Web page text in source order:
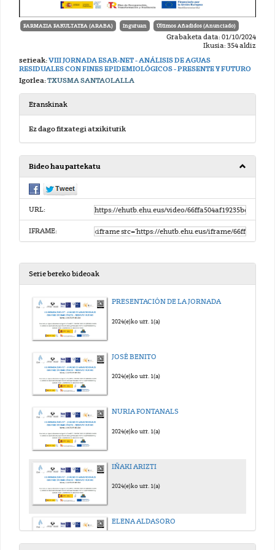
FARMAZIA FAKULTATEA (ARABA) Inguruan Últimos Añadidos (Anunciado)
Grabaketa data: 01/10/2024
Ikusia: 354 aldiz
serieak:VIII JORNADA ESAR-NET - ANÁLISIS DE AGUAS
RESIDUALES CON FINES EPIDEMIOLÓGICOS - PRESENTE Y FUTURO
Igorlea:TXUSMA SANTAOLALLA
Eranskinak
Ez dago fitxategi atxikiturik
Bideo hau partekatu
URL:
IFRAME:
Serie bereko bideoak
PRESENTACIÓN DE LA JORNADA
2024(e)ko urr. 1(a)
JOSÉ BENITO
2024(e)ko urr. 1(a)
NURIA FONTANALS
2024(e)ko urr. 1(a)
IÑAKI ARIZTI
2024(e)ko urr. 1(a)
ELENA ALDASORO